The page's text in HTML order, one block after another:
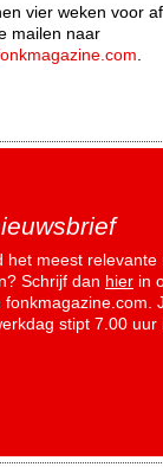
vier weken voor
mailen naar
het meest
Schrijf dan hier in
fonkmagazine.com.
stipt 7.00 uur